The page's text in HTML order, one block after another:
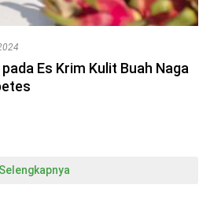
Es Krim Kulit Buah Naga
Selengkapnya